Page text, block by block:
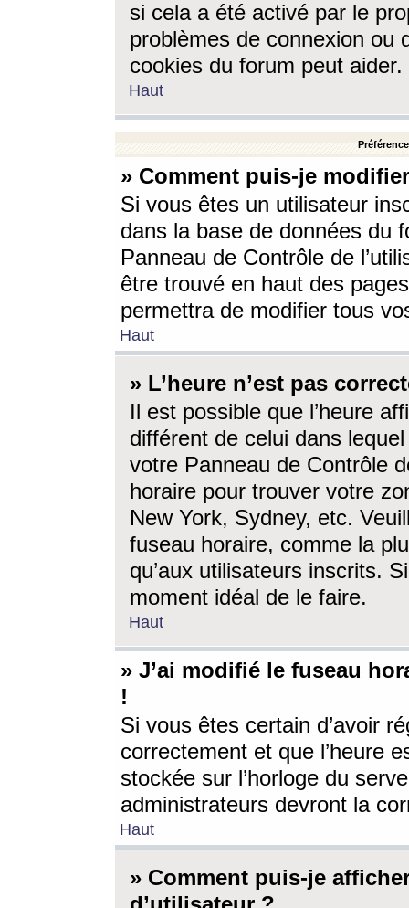
si cela a été activé par le
problèmes de connexion ou
cookies du forum peut aider.
Haut
» Comment puis-je
Si vous êtes un utilisateur
dans la base de données du
Panneau de Contrôle de
être trouvé en haut des
permettra de modifier tous
Haut
» L’heure n’est pas
Il est possible que l’heure
différent de celui dans
votre Panneau de Contrôle
horaire pour trouver votre
New York, Sydney, etc.
fuseau horaire, comme la
qu’aux utilisateurs inscrits.
moment idéal de le faire.
Haut
» J’ai modifié le fuseau
!
Si vous êtes certain d’avoir
correctement et que l’heure
stockée sur l’horloge du
administrateurs devront la
Haut
» Comment puis-je